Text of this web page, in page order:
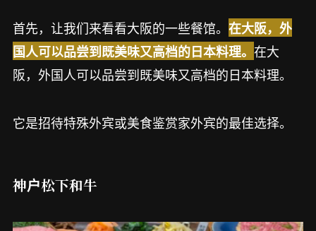
首先，让我们来看看大阪的一些餐馆。 在大阪，外
国人可以品尝到既美味又高档的日本料理。 在大
阪，外国人可以品尝到既美味又高档的日本料理。
它是招待特殊外宾或美食鉴赏家外宾的最佳选择。
神户松下和牛